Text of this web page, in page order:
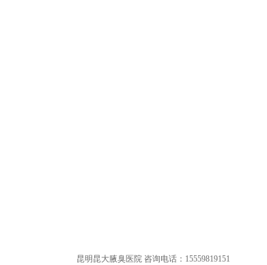
昆明昆大腋臭医院 咨询电话：15559819151